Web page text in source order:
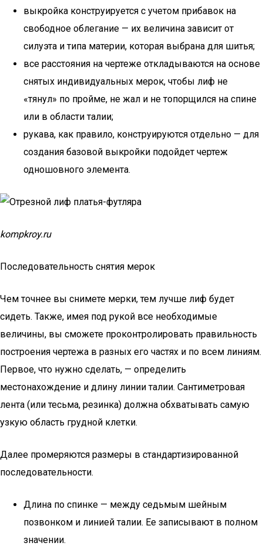
выкройка конструируется с учетом прибавок на
свободное облегание — их величина зависит от
силуэта и типа материи, которая выбрана для шитья;
все расстояния на чертеже откладываются на основе
снятых индивидуальных мерок, чтобы лиф не
«тянул» по пройме, не жал и не топорщился на спине
или в области талии;
рукава, как правило, конструируются отдельно — для
создания базовой выкройки подойдет чертеж
одношовного элемента.
kompkroy.ru
Последовательность снятия мерок
Чем точнее вы снимете мерки, тем лучше лиф будет
сидеть. Также, имея под рукой все необходимые
величины, вы сможете проконтролировать правильность
построения чертежа в разных его частях и по всем линиям.
Первое, что нужно сделать, — определить
местонахождение и длину линии талии. Сантиметровая
лента (или тесьма, резинка) должна обхватывать самую
узкую область грудной клетки.
Далее промеряются размеры в стандартизированной
последовательности.
Длина по спинке — между седьмым шейным
позвонком и линией талии. Ее записывают в полном
значении.